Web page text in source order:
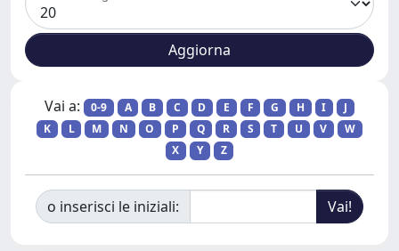
Vai a: 0-9 A B C D E F G H I
J
K
L M N O P Q R S T U V
W
X
Y Z
o inserisci le iniziali: